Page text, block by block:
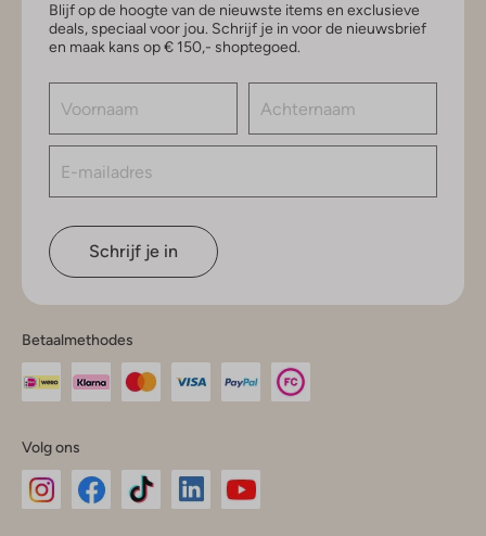
Blijf op de hoogte van de nieuwste items en exclusieve
deals, speciaal voor jou. Schrijf je in voor de nieuwsbrief
en maak kans op € 150,- shoptegoed.
Schrijf je in
Betaalmethodes
Volg ons